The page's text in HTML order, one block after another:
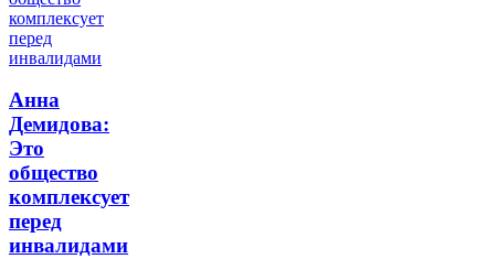
Анна
Демидова:
Это
общество
комплексует
перед
инвалидами